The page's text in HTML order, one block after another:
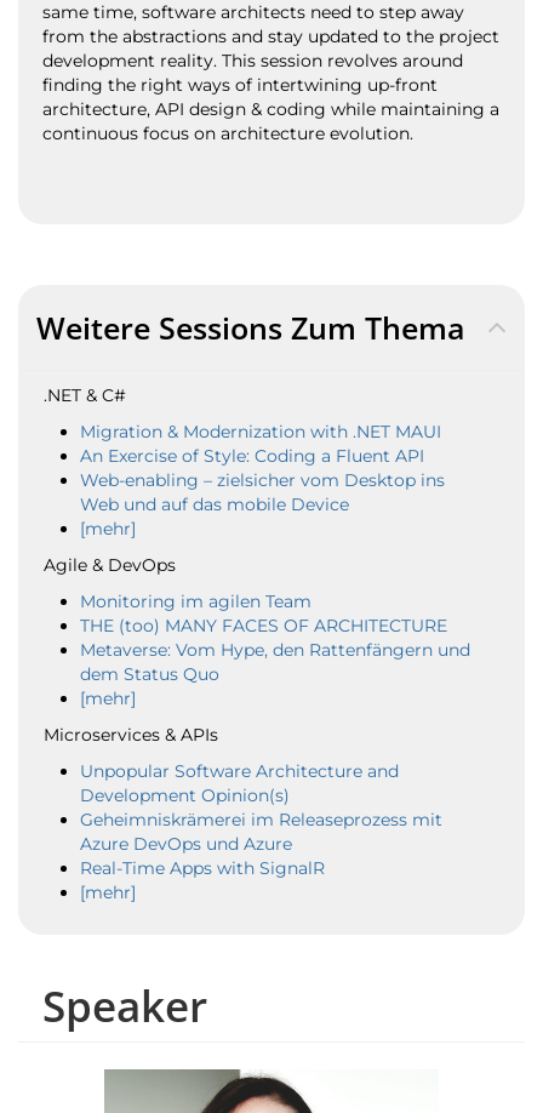
Speaker
same time, software architects need to step away
from the abstractions and stay updated to the project
development reality. This session revolves around
finding the right ways of intertwining up-front
architecture, API design & coding while maintaining a
continuous focus on architecture evolution.
Weitere Sessions Zum Thema
.NET & C#
Migration & Modernization with .NET MAUI
An Exercise of Style: Coding a Fluent API
Web-enabling – zielsicher vom Desktop ins
Web und auf das mobile Device
[mehr]
Agile & DevOps
Monitoring im agilen Team
THE (too) MANY FACES OF ARCHITECTURE
Metaverse: Vom Hype, den Rattenfängern und
dem Status Quo
[mehr]
Microservices & APIs
Unpopular Software Architecture and
Development Opinion(s)
Geheimniskrämerei im Releaseprozess mit
Azure DevOps und Azure
Real-Time Apps with SignalR
[mehr]